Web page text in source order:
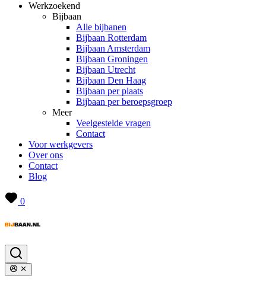
Werkzoekend
Bijbaan
Alle bijbanen
Bijbaan Rotterdam
Bijbaan Amsterdam
Bijbaan Groningen
Bijbaan Utrecht
Bijbaan Den Haag
Bijbaan per plaats
Bijbaan per beroepsgroep
Meer
Veelgestelde vragen
Contact
Voor werkgevers
Over ons
Contact
Blog
0